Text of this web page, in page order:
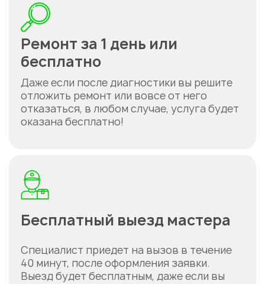
Ремонт за 1 день или
бесплатно
Даже если после диагностики вы решите
отложить ремонт или вовсе от него
отказаться, в любом случае, услуга будет
оказана бесплатно!
Бесплатный выезд мастера
Специалист приедет на вызов в течение
40 минут, после оформления заявки.
Выезд будет бесплатным, даже если вы